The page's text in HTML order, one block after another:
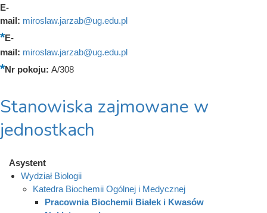
E-
mail: miroslaw.jarzab@ug.edu.pl
E-
mail: miroslaw.jarzab@ug.edu.pl
Nr pokoju: A/308
Stanowiska zajmowane w
jednostkach
Asystent
Wydział Biologii
Katedra Biochemii Ogólnej i Medycznej
Pracownia Biochemii Białek i Kwasów